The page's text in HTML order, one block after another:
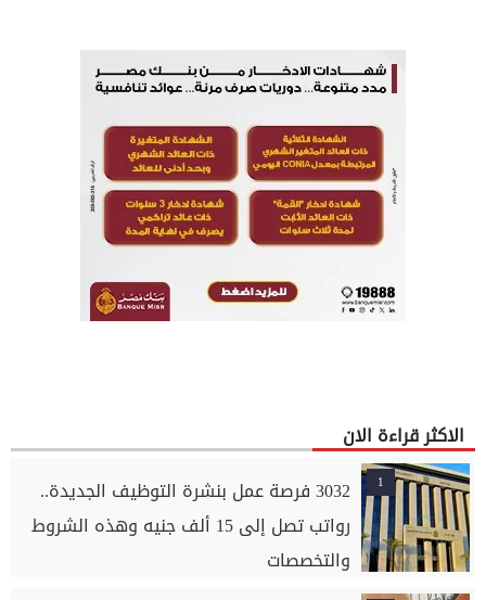
الاكثر قراءة الان
1
3032 فرصة عمل بنشرة التوظيف الجديدة..
رواتب تصل إلى 15 ألف جنيه وهذه الشروط
والتخصصات